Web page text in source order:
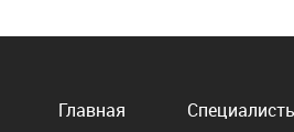
Главная